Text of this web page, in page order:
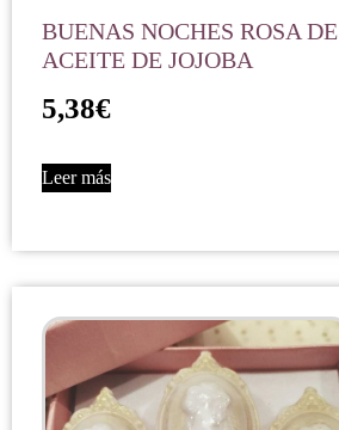
BUENAS NOCHES ROSA DE
ACEITE DE JOJOBA
5,38€
Leer más